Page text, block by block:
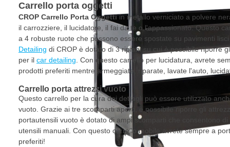
Carrello porta oggetti
CROP Carrello Porta Oggettiin metallo verniciato a polvere
il carrozziere, il lucidatore, il fai da te o l'appassionato. Questo
a 4 robuste ruote che possono essere spostate su pavimenti
Detailing di CROP è dotato di 3 ripiani su cui è possibile riporre
per il car detailing . Con questo carrello per lucidatura, avrete
prodotti preferiti mentre armeggiate, riparate, lavate l'auto,
Carrello porta attrezzi vuoto
Questo carrello per la cura dei dettagli può essere utilizzato
vuoto. Grazie ai tre scomparti aperti, è possibile riporre gli
portautensili vuoto è dotato di ampi scomparti che consentono
utensili manuali. Con questo carrello mobile avrete sempre a
preferiti!